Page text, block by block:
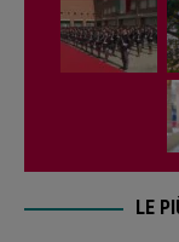
LE